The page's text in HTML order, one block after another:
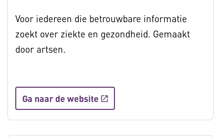
Voor iedereen die betrouwbare informatie
zoekt over ziekte en gezondheid. Gemaakt
door artsen.
Ga naar de website